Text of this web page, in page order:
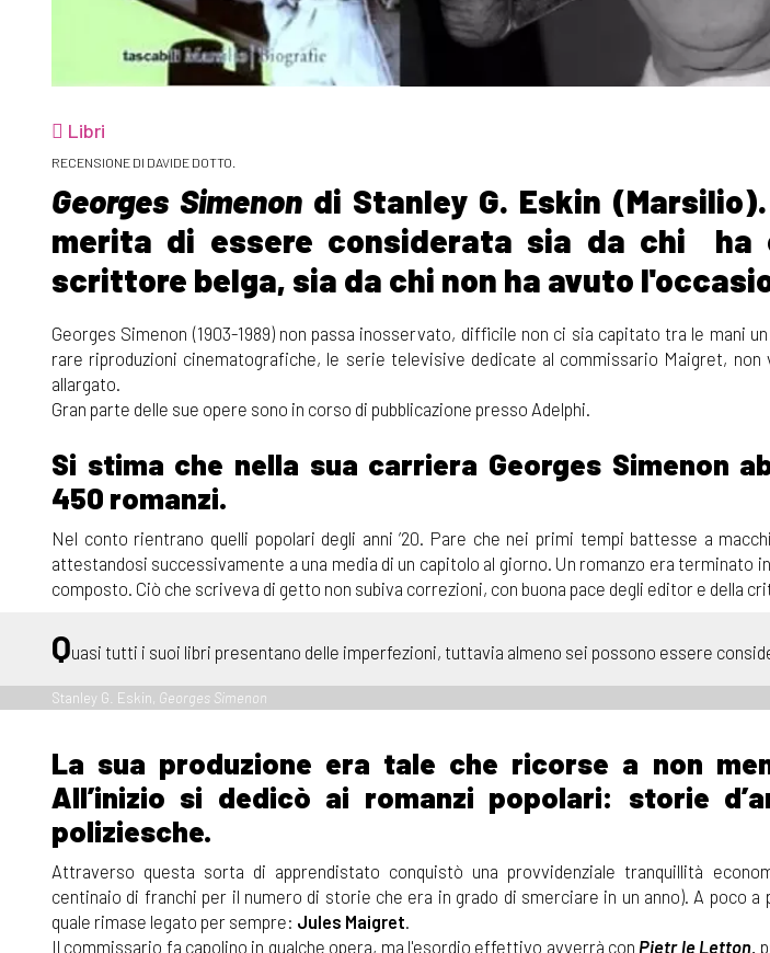
Libri
RECENSIONE DI DAVIDE DOTTO.
Georges Simenondi Stanley G. Eskin
merita di essere considerata sia da chi ha
scrittore belga, sia da chi non ha avuto
Georges Simenon (1903-1989) non passa inosservato, difficile non ci sia capitato tra le mani
rare riproduzioni cinematografiche, le serie televisive dedicate al commissario Maigret, non
allargato.
Gran parte delle sue opere sono in corso di pubblicazione presso Adelphi.
Si stima che nella sua carriera Georges Simenon
450 romanzi.
Nel conto rientrano quelli popolari degli anni ’20. Pare che nei primi tempi battesse a
attestandosi successivamente a una media di un capitolo al giorno. Un romanzo era terminato
composto. Ciò che scriveva di getto non subiva correzioni, con buona pace degli editor e della
Quasi tutti i suoi libri presentano delle imperfezioni, tuttavia almeno sei possono essere
Stanley G. Eskin, Georges Simenon
La sua produzione era tale che ricorse a non
All’inizio si dedicò ai romanzi popolari: storie
poliziesche.
Attraverso questa sorta di apprendistato conquistò una provvidenziale tranquillità
centinaio di franchi per il numero di storie che era in grado di smerciare in un anno). A poco a
quale rimase legato per sempre: Jules Maigret.
Il commissario fa capolino in qualche opera, ma l'esordio effettivo avverrà con Pietr le Letton,